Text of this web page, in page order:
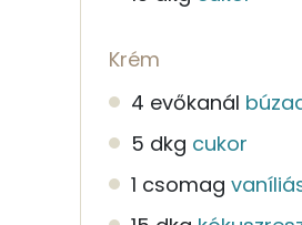
Krém
4 evőkanál
5 dkg cukor
1 csomag